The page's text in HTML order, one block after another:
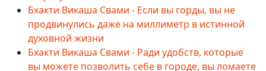
Бхакти Викаша Свами - Если вы горды, вы не
продвинулись даже на миллиметр в истинной
духовной жизни
Бхакти Викаша Свами - Ради удобств, которые
вы можете позволить себе в городе, вы ломаете